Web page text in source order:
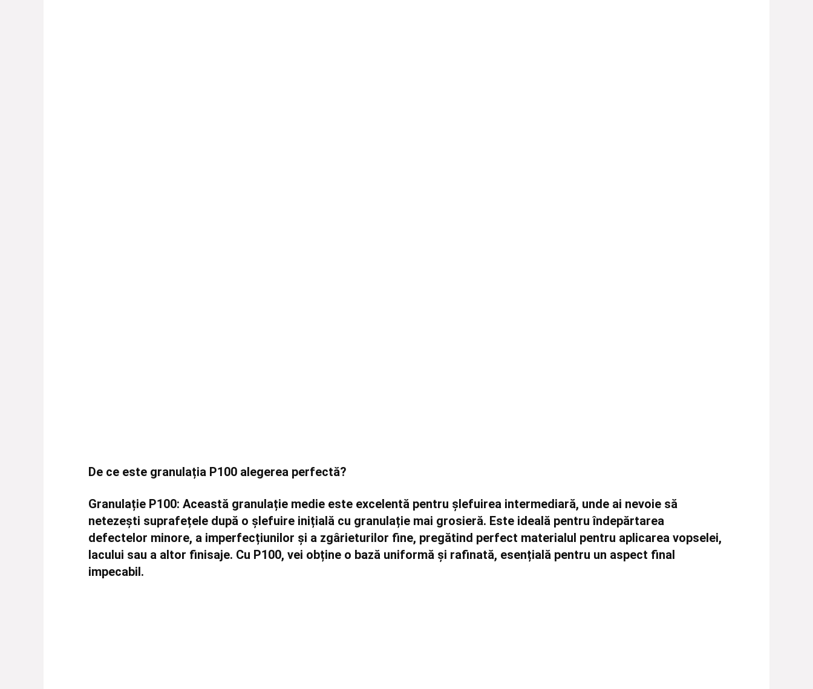
De ce este granulația P100 alegerea perfectă?
Granulație P100: Această granulație medie este excelentă pentru șlefuirea intermediară, unde ai nevoie să
netezești suprafețeledupă o șlefuire inițială cu granulație mai grosieră. Este ideală pentruîndepărtarea
defectelor minore, a imperfecțiunilor și a zgârieturilor fine, pregătind perfect materialul pentru aplicarea vopselei,
lacului sau a altor finisaje. Cu P100, vei obține o bază uniformă și rafinată, esențială pentru un aspect final
impecabil.